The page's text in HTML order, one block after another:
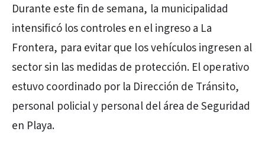
Durante este fin de semana, la municipalidad
intensificó los controles en el ingreso a La
Frontera, para evitar que los vehículos ingresen al
sector sin las medidas de protección. El operativo
estuvo coordinado por la Dirección de Tránsito,
personal policial y personal del área de Seguridad
en Playa.